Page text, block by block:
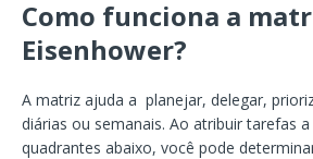
Como funciona a
Eisenhower?
A matriz ajuda a planejar, delegar,
diárias ou semanais. Ao atribuir tarefas
quadrantes abaixo, você pode